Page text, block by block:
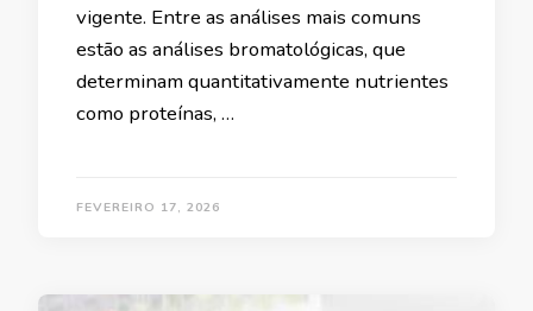
vigente. Entre as análises mais comuns
estão as análises bromatológicas, que
determinam quantitativamente nutrientes
como proteínas, …
FEVEREIRO 17, 2026